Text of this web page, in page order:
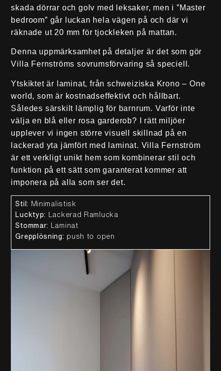
skada dörrar och golv med leksaker, men i ”Master
bedroom” går luckan hela vägen på och där vi
räknade ut 20 mm för tjockleken på mattan.
Denna uppmärksamhet på detaljer är det som gör
Villa Fernströms sovrumsförvaring så speciell.
Ytskiktet är laminat, från schweiziska Krono – One
world, som är kostnadseffektivt och hållbart.
Således särskilt lämplig för barnrum. Varför inte
välja en blå eller rosa garderob? I rätt miljöer
upplever vi ingen större visuell skillnad på en
lackerad yta jämfört med laminat. Villa Fernström
är ett verkligt unikt hem som kombinerar stil och
funktion på ett sätt som garanterat kommer att
imponera på alla som ser det.
Stil:
Minimalistisk
Lucktyp:
Lackerad Ramlucka
Stommar:
Laminat
Grepplösning: push to open